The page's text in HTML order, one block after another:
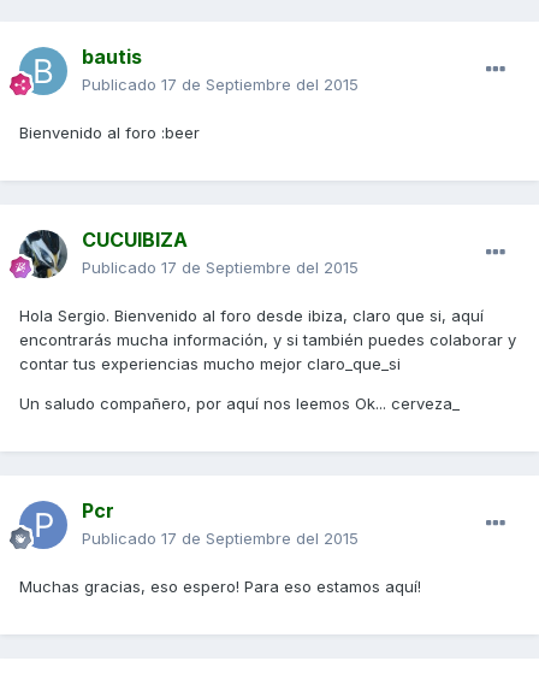
bautis
Publicado 17 de Septiembre del 2015
Bienvenido al foro :beer
CUCUIBIZA
Publicado 17 de Septiembre del 2015
Hola Sergio. Bienvenido al foro desde ibiza, claro que si, aquí
encontrarás mucha información, y si también puedes colaborar y
contar tus experiencias mucho mejor claro_que_si
Un saludo compañero, por aquí nos leemos Ok... cerveza_
Pcr
Publicado 17 de Septiembre del 2015
Muchas gracias, eso espero! Para eso estamos aquí!